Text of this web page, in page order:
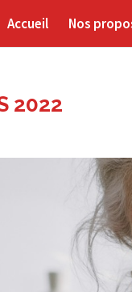
Accueil Nos
2022